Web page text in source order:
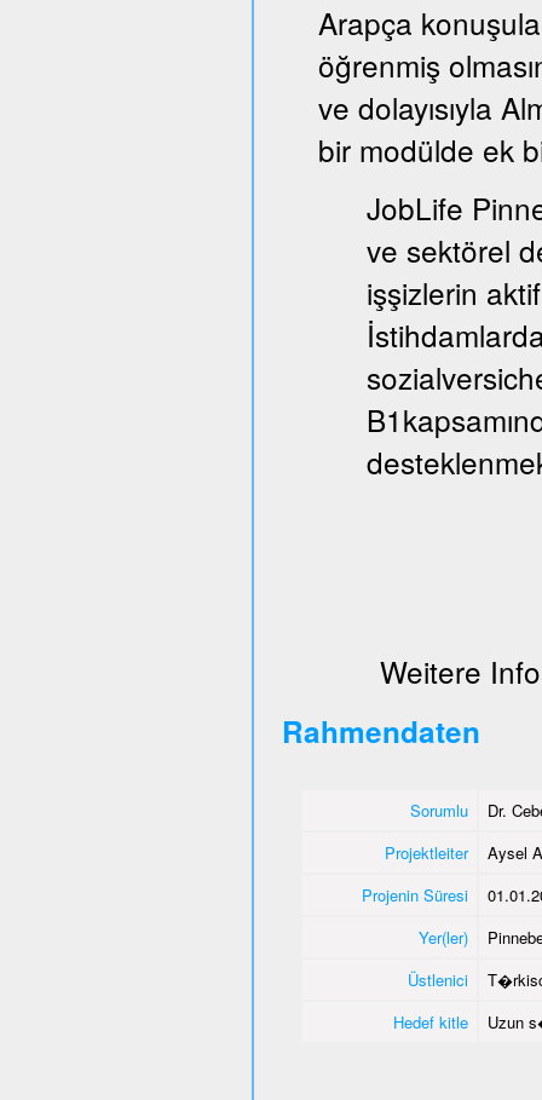
Arapça
öğrenmiş
ve dolayısıyla
bir modülde ek
JobLife
ve sektörel
işşizlerin
Weitere
Rahmendaten
Sorumlu
Dr.
Projektleiter
Aysel
Projenin Süresi
Yer(ler)
Üstlenici
Hedef kitle
Uzun